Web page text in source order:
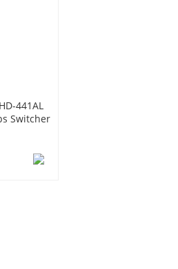
441AL
Switcher